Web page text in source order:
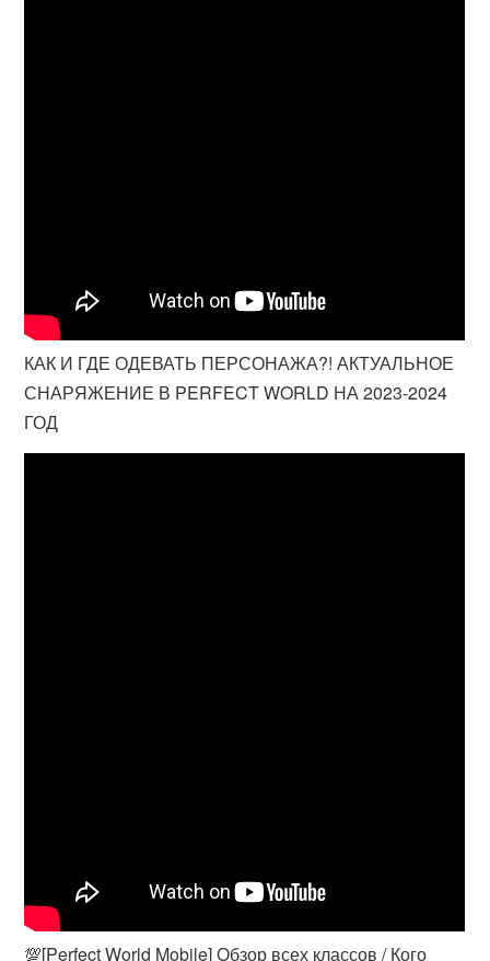
КАК И ГДЕ ОДЕВАТЬ ПЕРСОНАЖА?! АКТУАЛЬНОЕ
СНАРЯЖЕНИЕ В PERFECT WORLD НА 2023-2024
ГОД
💯[Perfect World Mobile] Обзор всех классов / Кого